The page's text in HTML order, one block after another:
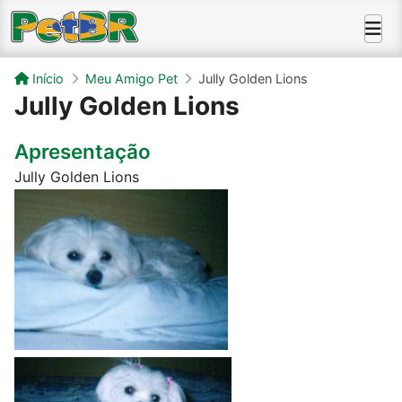
Início Meu Amigo Pet Jully Golden Lions
Jully Golden Lions
Apresentação
Jully Golden Lions